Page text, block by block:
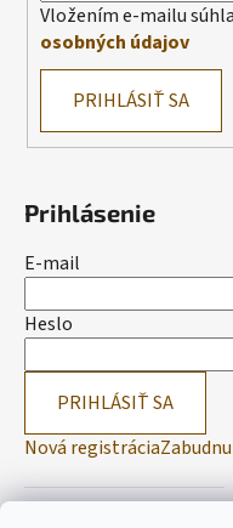
Vložením e-mailu
osobných údajov
PRIHLÁSIŤ SA
Prihlásenie
E-mail
Heslo
PRIHLÁSIŤ SA
Nová registrácia